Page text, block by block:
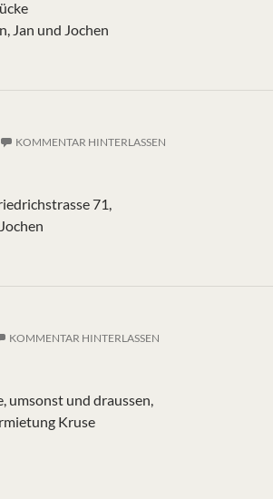
Jan und Jochen
KOMMENTAR HINTERLASSEN
71,
KOMMENTAR HINTERLASSEN
umsonst und draussen,
Kruse